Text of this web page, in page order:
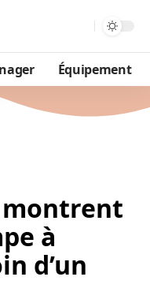
Équipement
montrent
à
d’un